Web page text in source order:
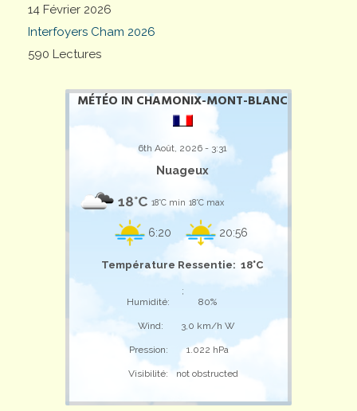
14 Février 2026
Interfoyers Cham 2026
590 Lectures
MÉTÉO IN CHAMONIX-MONT-BLANC
6th Août, 2026 - 3:31
Nuageux
18°C 18°C min 18°C max
6:20 20:56
Température Ressentie: 18°C
;
Humidité:
80%
Wind: 3,0 km/h W
Pression: 1.022 hPa
Visibilité: not obstructed